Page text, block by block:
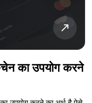
का उपयोग करने